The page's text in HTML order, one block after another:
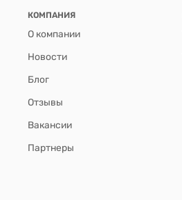
КОМПАНИЯ
О компании
Новости
Блог
Отзывы
Вакансии
Партнеры